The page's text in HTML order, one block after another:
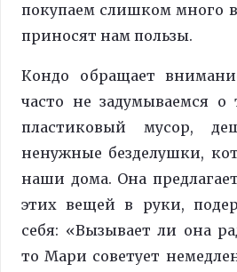
покупаем слишком много
приносят нам пользы.
Кондо обращает
часто не задумываемся о
пластиковый мусор,
ненужные безделушки,
наши дома. Она
этих вещей в руки,
себя: «Вызывает ли она
то Мари советует